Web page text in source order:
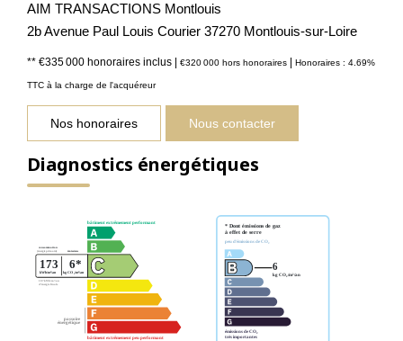
AIM TRANSACTIONS Montlouis
2b Avenue Paul Louis Courier 37270 Montlouis-sur-Loire
** €335 000 honoraires inclus | €320 000 hors honoraires | Honoraires : 4.69%
TTC à la charge de l'acquéreur
Nos honoraires Nous contacter
Diagnostics énergétiques